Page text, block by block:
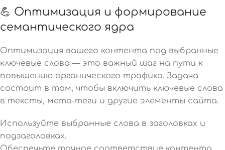
💪 Оптимизация и формирование
семантического ядра
Оптимизация вашего контента под выбранные
ключевые слова — это важный шаг на пути к
повышению органического трафика. Задача
состоит в том, чтобы включить ключевые слова
в тексты, мета-теги и другие элементы сайта.
Используйте выбранные слова в заголовках и
подзаголовках.